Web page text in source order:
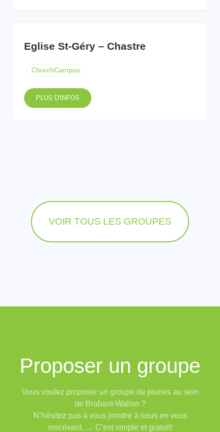
Eglise St-Géry – Chastre
ChurchCampus
PLUS D'INFOS
VOIR TOUS LES GROUPES
Proposer un groupe
Vous voulez proposer un groupe de jeunes au sein
de Brabant-Wallon ?
N’hésitez pas à vous joindre à nous en vous
inscrivant, … C’est simple et gratuit!